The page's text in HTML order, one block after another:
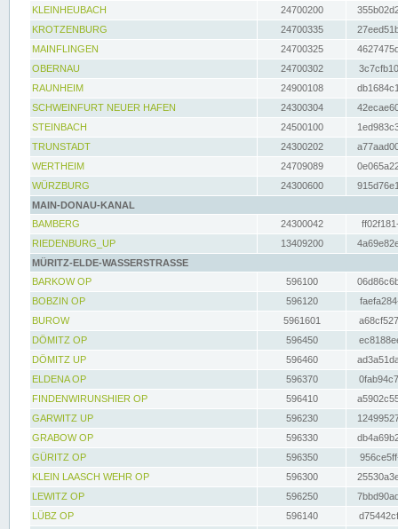
KLEINHEUBACH 24700200
KROTZENBURG
24700335
MAINFLINGEN
24700325
OBERNAU
24700302
RAUNHEIM
24900108
SCHWEINFURT NEUER HAFEN
24300304
STEINBACH
24500100
TRUNSTADT
24300202
WERTHEIM
24709089
WÜRZBURG
24300600
MAIN-DONAU-KANAL
BAMBERG
24300042
RIEDENBURG_UP
13409200
MÜRITZ-ELDE-WASSERSTRASSE
BARKOW OP
596100
BOBZIN OP
596120
BUROW
5961601
DÖMITZ OP
596450
DÖMITZ UP
596460
ELDENA OP
596370
FINDENWIRUNSHIER OP
596410
GARWITZ UP
596230
GRABOW OP
596330
GÜRITZ OP
596350
KLEIN LAASCH WEHR OP
596300
LEWITZ OP
596250
LÜBZ OP
596140